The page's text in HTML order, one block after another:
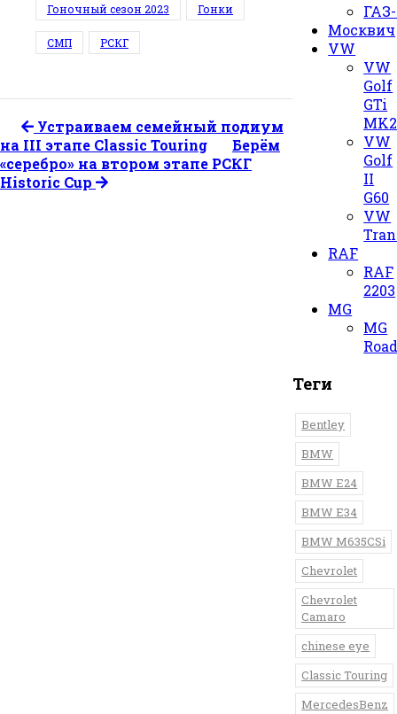
Гоночный сезон 2023 Гонки
СМП РСКГ
Устраиваем семейный подиум
на III этапе Classic Touring
Берём
«серебро» на втором этапе РСКГ
Historic Cup
Москвич
VW
VW
Golf
GTi
MK2
VW
Golf
II
G60
VW
RAF
RAF
2203
MG
MG
Теги
Bentley
BMW
BMW E24
BMW E34
BMW M635CSi
Chevrolet
Chevrolet
Camaro
chinese eye
Classic Touring
MercedesBenz